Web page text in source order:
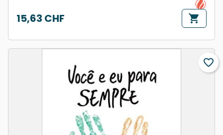
Prix
15,63 CHF shopping_cart
favorite_border